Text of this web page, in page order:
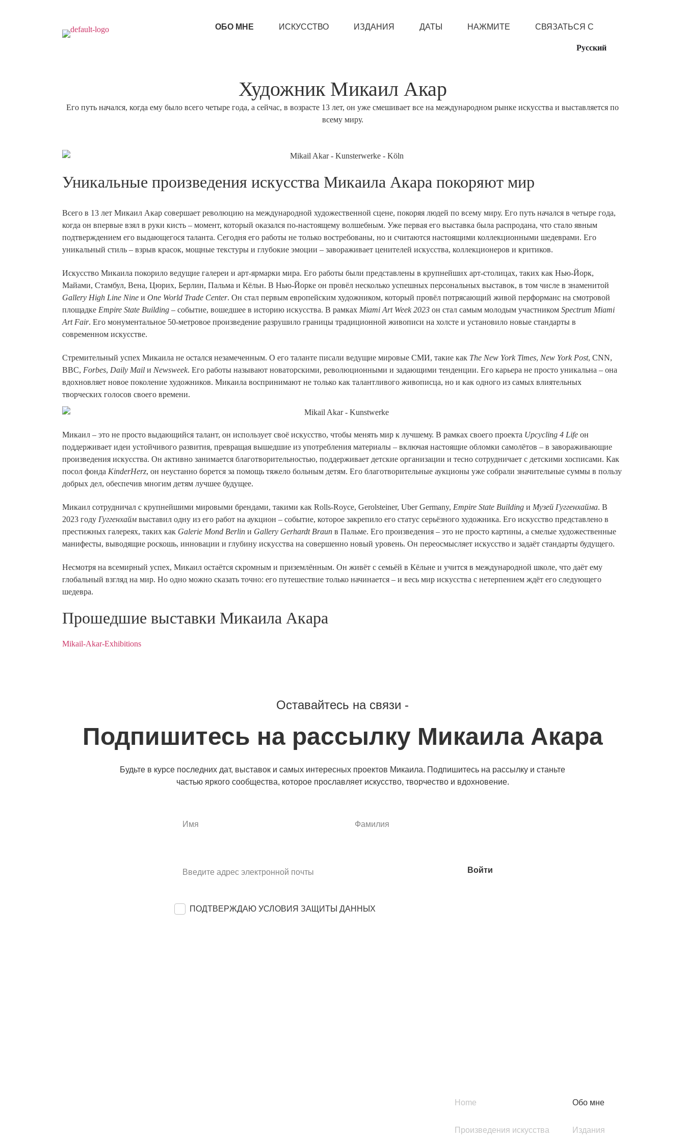
ОБО МНЕ ИСКУССТВО ИЗДАНИЯ ДАТЫ НАЖМИТЕ СВЯЗАТЬСЯ С
Русский
Художник Микаил Акар
Его путь начался, когда ему было всего четыре года, а сейчас, в возрасте 13 лет, он уже смешивает все на международном рынке искусства и выставляется по
всему миру.
Уникальные произведения искусства Микаила Акара покоряют мир
Всего в 13 лет Микаил Акар совершает революцию на международной художественной сцене, покоряя людей по всему миру. Его путь начался в четыре года,
когда он впервые взял в руки кисть – момент, который оказался по-настоящему волшебным. Уже первая его выставка была распродана, что стало явным
подтверждением его выдающегося таланта. Сегодня его работы не только востребованы, но и считаются настоящими коллекционными шедеврами. Его
уникальный стиль – взрыв красок, мощные текстуры и глубокие эмоции – завораживает ценителей искусства, коллекционеров и критиков.
Искусство Микаила покорило ведущие галереи и арт-ярмарки мира. Его работы были представлены в крупнейших арт-столицах, таких как Нью-Йорк,
Майами, Стамбул, Вена, Цюрих, Берлин, Пальма и Кёльн. В Нью-Йорке он провёл несколько успешных персональных выставок, в том числе в знаменитой
Gallery High Line Nine и One World Trade Center. Он стал первым европейским художником, который провёл потрясающий живой перформанс на смотровой
площадке Empire State Building – событие, вошедшее в историю искусства. В рамках Miami Art Week 2023 он стал самым молодым участником Spectrum Miami
Art Fair. Его монументальное 50-метровое произведение разрушило границы традиционной живописи на холсте и установило новые стандарты в
современном искусстве.
Стремительный успех Микаила не остался незамеченным. О его таланте писали ведущие мировые СМИ, такие как The New York Times, New York Post, CNN,
BBC, Forbes, Daily Mail и Newsweek. Его работы называют новаторскими, революционными и задающими тенденции. Его карьера не просто уникальна – она
вдохновляет новое поколение художников. Микаила воспринимают не только как талантливого живописца, но и как одного из самых влиятельных
творческих голосов своего времени.
Микаил – это не просто выдающийся талант, он использует своё искусство, чтобы менять мир к лучшему. В рамках своего проекта Upcycling 4 Life он
поддерживает идеи устойчивого развития, превращая вышедшие из употребления материалы – включая настоящие обломки самолётов – в завораживающие
произведения искусства. Он активно занимается благотворительностью, поддерживает детские организации и тесно сотрудничает с детскими хосписами. Как
посол фонда KinderHerz, он неустанно борется за помощь тяжело больным детям. Его благотворительные аукционы уже собрали значительные суммы в пользу
добрых дел, обеспечив многим детям лучшее будущее.
Микаил сотрудничал с крупнейшими мировыми брендами, такими как Rolls-Royce, Gerolsteiner, Uber Germany, Empire State Building и Музей Гуггенхайма. В
2023 году Гуггенхайм выставил одну из его работ на аукцион – событие, которое закрепило его статус серьёзного художника. Его искусство представлено в
престижных галереях, таких как Galerie Mond Berlin и Gallery Gerhardt Braun в Пальме. Его произведения – это не просто картины, а смелые художественные
манифесты, выводящие роскошь, инновации и глубину искусства на совершенно новый уровень. Он переосмысляет искусство и задаёт стандарты будущего.
Несмотря на всемирный успех, Микаил остаётся скромным и приземлённым. Он живёт с семьёй в Кёльне и учится в международной школе, что даёт ему
глобальный взгляд на мир. Но одно можно сказать точно: его путешествие только начинается – и весь мир искусства с нетерпением ждёт его следующего
шедевра.
Прошедшие выставки Микаила Акара
Mikail-Akar-Exhibitions
Оставайтесь на связи -
Подпишитесь на рассылку Микаила Акара
Будьте в курсе последних дат, выставок и самых интересных проектов Микаила. Подпишитесь на рассылку и станьте
частью яркого сообщества, которое прославляет искусство, творчество и вдохновение.
ПОДТВЕРЖДАЮ УСЛОВИЯ ЗАЩИТЫ ДАННЫХ
Войти
Home Обо мне
Произведения искусства Издания